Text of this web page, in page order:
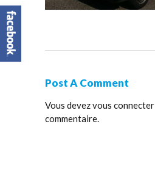
Post A Comment
Vous devezvous connecter
commentaire.